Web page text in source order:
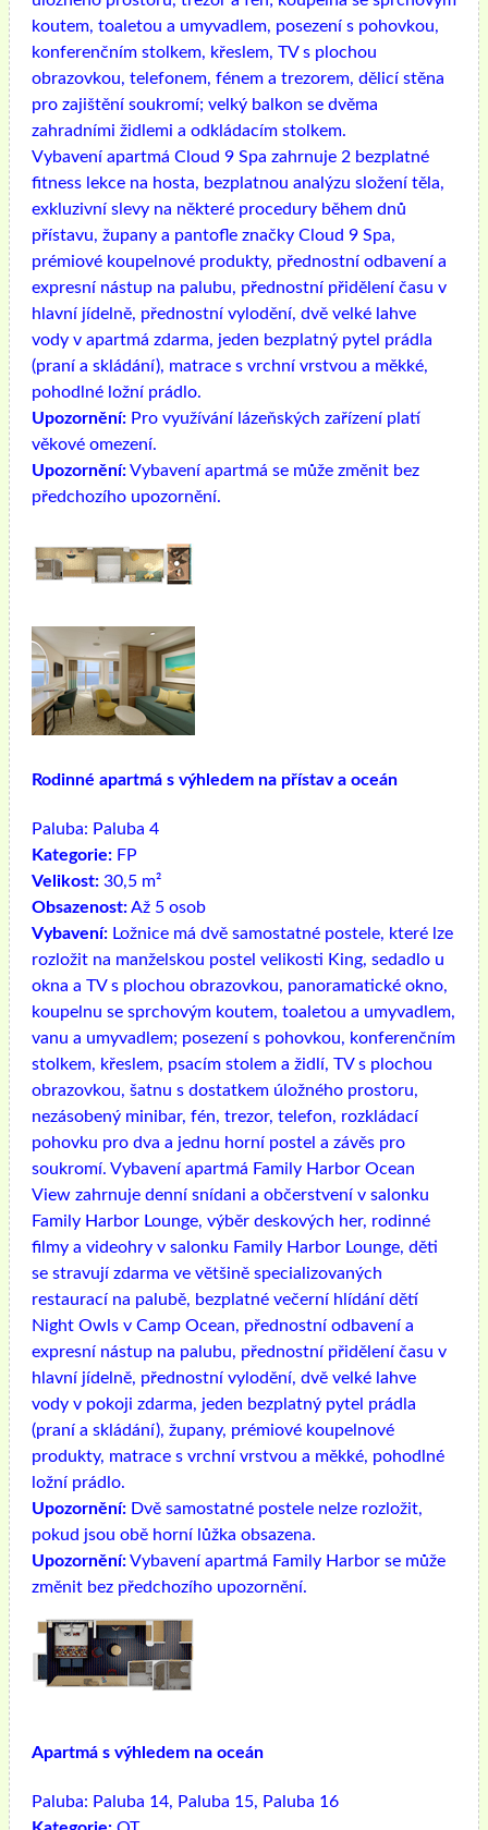
koutem, toaletou a umyvadlem, posezení s pohovkou,
konferenčním stolkem, křeslem, TV s plochou
obrazovkou, telefonem, fénem a trezorem, dělicí stěna
pro zajištění soukromí; velký balkon se dvěma
zahradními židlemi a odkládacím stolkem.
Vybavení apartmá Cloud 9 Spa zahrnuje 2 bezplatné
fitness lekce na hosta, bezplatnou analýzu složení těla,
exkluzivní slevy na některé procedury během dnů
přístavu, župany a pantofle značky Cloud 9 Spa,
prémiové koupelnové produkty, přednostní odbavení a
expresní nástup na palubu, přednostní přidělení času v
hlavní jídelně, přednostní vylodění, dvě velké lahve
vody v apartmá zdarma, jeden bezplatný pytel prádla
(praní a skládání), matrace s vrchní vrstvou a měkké,
pohodlné ložní prádlo.
Upozornění: Pro využívání lázeňských zařízení platí
věkové omezení.
Upozornění:Vybavení apartmá se může změnit bez
předchozího upozornění.
Rodinné apartmá s výhledem na přístav a oceán
Paluba: Paluba 4
Kategorie: FP
Velikost: 30,5 m²
Obsazenost:Až 5 osob
Vybavení: Ložnice má dvě samostatné postele, které lze
rozložit na manželskou postel velikosti King, sedadlo u
okna a TV s plochou obrazovkou, panoramatické okno,
koupelnu se sprchovým koutem, toaletou a umyvadlem,
vanu a umyvadlem; posezení s pohovkou, konferenčním
stolkem, křeslem, psacím stolem a židlí, TV s plochou
obrazovkou, šatnu s dostatkem úložného prostoru,
nezásobený minibar, fén, trezor, telefon, rozkládací
pohovku pro dva a jednu horní postel a závěs pro
soukromí. Vybavení apartmá Family Harbor Ocean
View zahrnuje denní snídani a občerstvení v salonku
Family Harbor Lounge, výběr deskových her, rodinné
filmy a videohry v salonku Family Harbor Lounge, děti
se stravují zdarma ve většině specializovaných
restaurací na palubě, bezplatné večerní hlídání dětí
Night Owls v Camp Ocean, přednostní odbavení a
expresní nástup na palubu, přednostní přidělení času v
hlavní jídelně, přednostní vylodění, dvě velké lahve
vody v pokoji zdarma, jeden bezplatný pytel prádla
(praní a skládání), župany, prémiové koupelnové
produkty, matrace s vrchní vrstvou a měkké, pohodlné
ložní prádlo.
Upozornění: Dvě samostatné postele nelze rozložit,
pokud jsou obě horní lůžka obsazena.
Upozornění:Vybavení apartmá Family Harbor se může
změnit bez předchozího upozornění.
Apartmá s výhledem na oceán
Paluba: Paluba 14, Paluba 15, Paluba 16